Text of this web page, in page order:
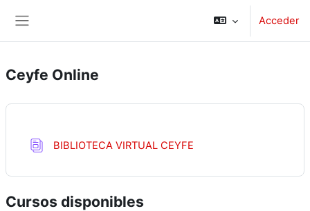
Acceder
Ceyfe Online
BIBLIOTECA VIRTUAL CEYFE
Cursos disponibles